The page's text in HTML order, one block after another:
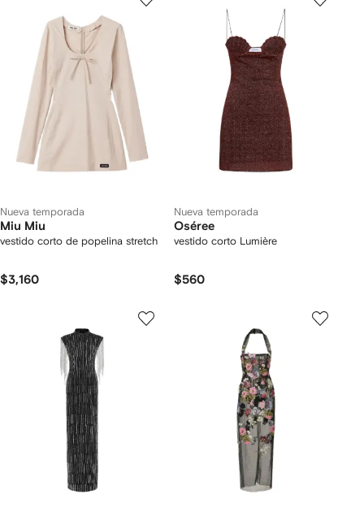
Nueva temporada
Miu Miu
vestido corto de popelina stretch
$3,160
Nueva temporada
Oséree
vestido corto Lumière
$560